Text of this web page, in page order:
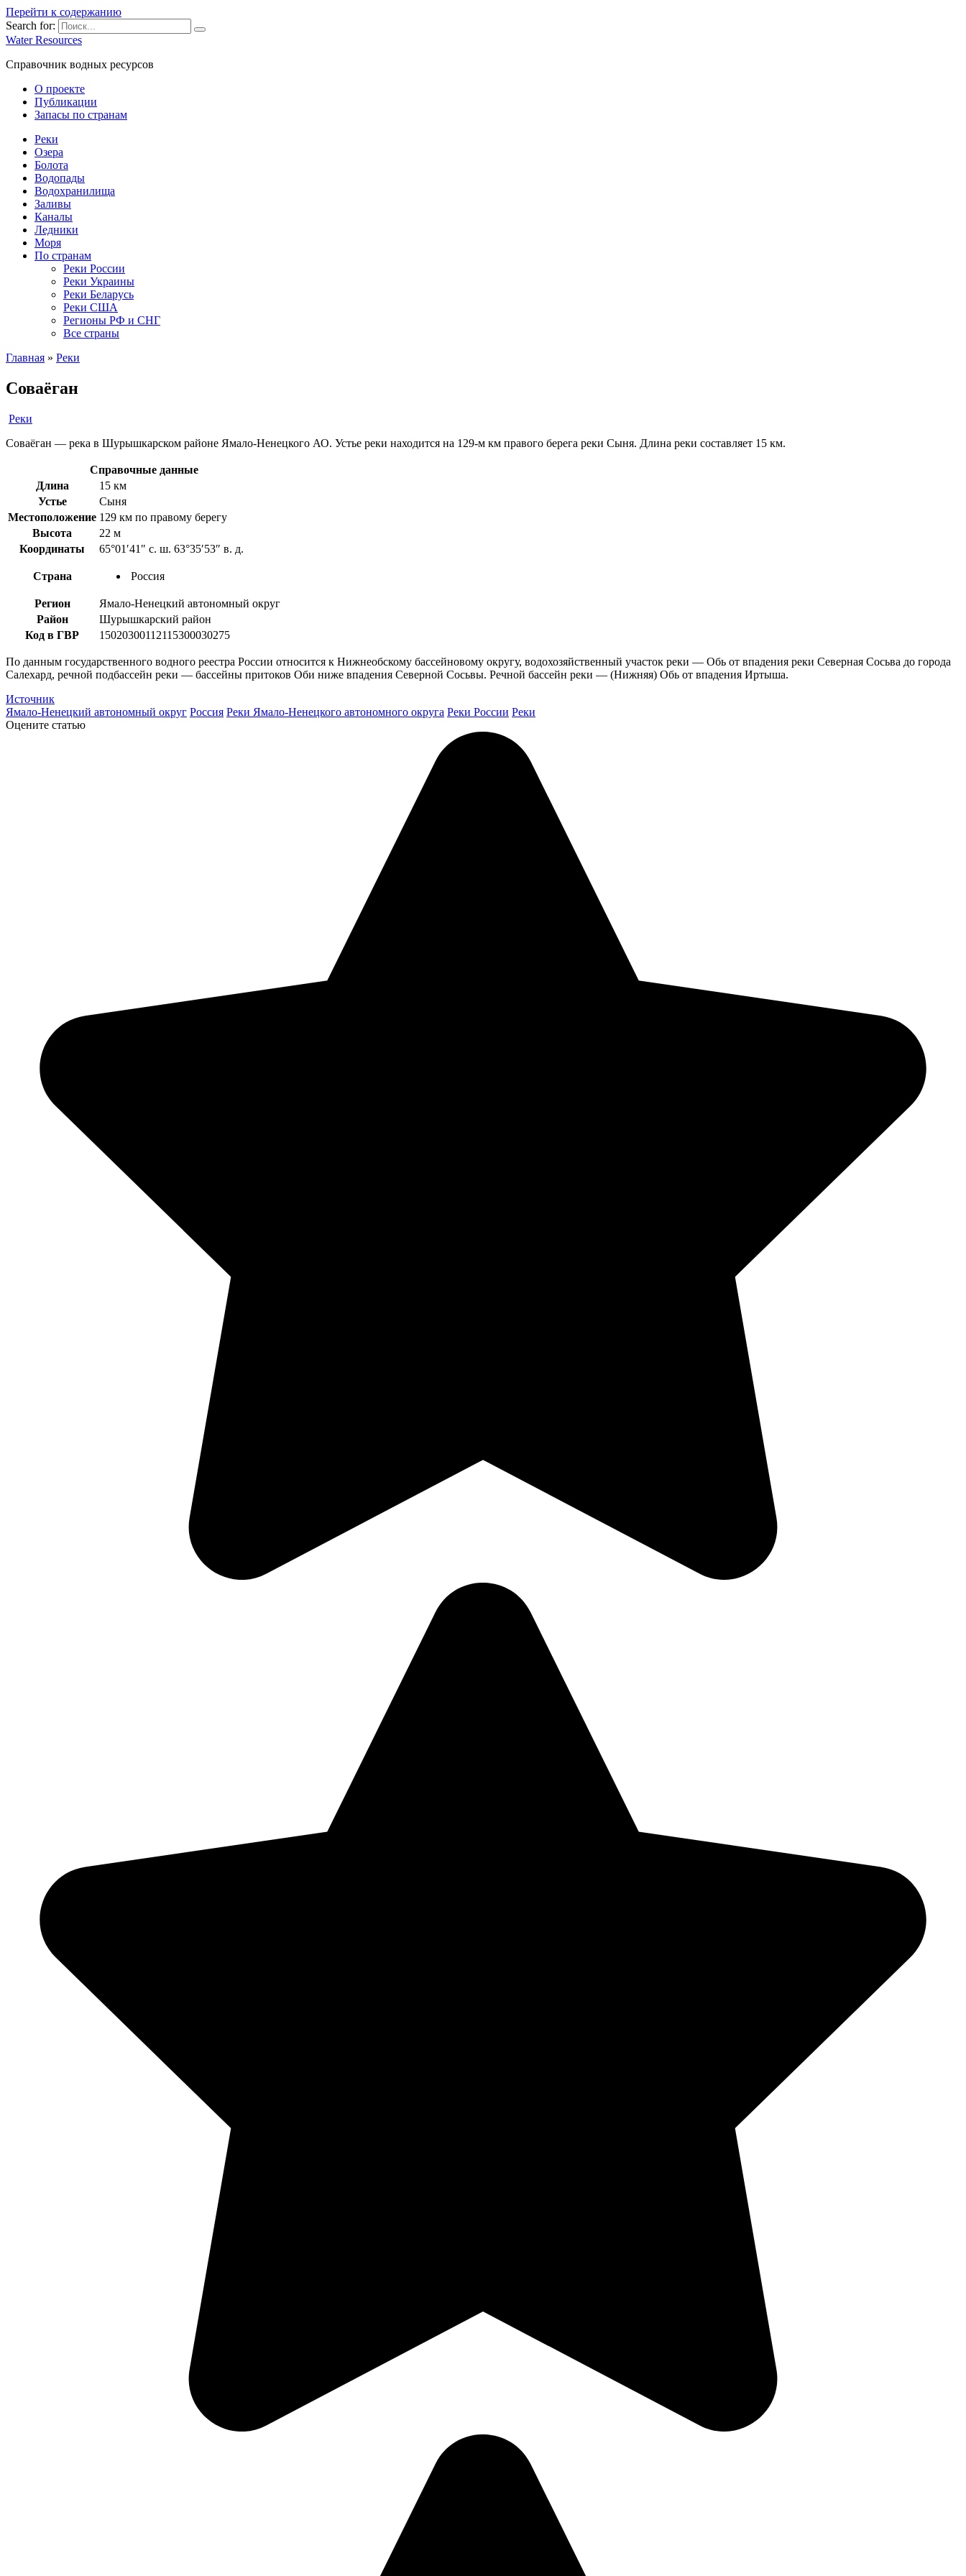
Перейти к содержанию
Search for:
Water Resources
Справочник водных ресурсов
О проекте
Публикации
Запасы по странам
Реки
Озера
Болота
Водопады
Водохранилища
Заливы
Каналы
Ледники
Моря
По странам
Реки России
Реки Украины
Реки Беларусь
Реки США
Регионы РФ и СНГ
Все страны
Главная » Реки
Соваёган
Реки
Соваёган — река в Шурышкарском районе Ямало-Ненецкого АО. Устье реки находится на 129-м км правого берега реки Сыня. Длина реки составляет 15 км.
Справочные данные
Длина
15 км
Устье
Сыня
Местоположение 129 км по правому берегу
Высота
22 м
Координаты
65°01′41″ с. ш. 63°35′53″ в. д.
Страна Россия
Регион
Ямало-Ненецкий автономный округ
Район
Шурышкарский район
Код в ГВР
15020300112115300030275
По данным государственного водного реестра России относится к Нижнеобскому бассейновому округу, водохозяйственный участок реки — Обь от впадения реки Северная Сосьва до города
Салехард, речной подбассейн реки — бассейны притоков Оби ниже впадения Северной Сосьвы. Речной бассейн реки — (Нижняя) Обь от впадения Иртыша.
Источник
Ямало-Ненецкий автономный округ Россия Реки Ямало-Ненецкого автономного округа Реки России Реки
Оцените статью